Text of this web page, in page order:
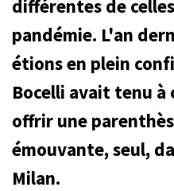
différentes de
pandémie. L'an
étions en plein
Bocelli avait tenu à
offrir une
émouvante, seul,
Milan.